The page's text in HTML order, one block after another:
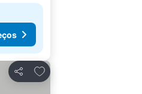
Partilhar
Adicionar aos favoritos